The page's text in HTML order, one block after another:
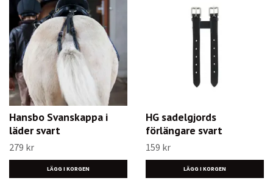
Hansbo Svanskappa i
läder svart
279 kr
LÄGG I KORGEN
HG sadelgjords
förlängare svart
159 kr
LÄGG I KORGEN